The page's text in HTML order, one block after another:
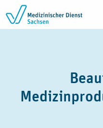
Zum Inhalt springen